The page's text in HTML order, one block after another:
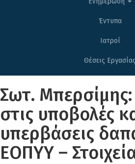
Έντυπα
Ιατροί
Θέσεις Εργασίας
Σωτ.
στις υποβολές
υπερβάσεις
ΕΟΠΥΥ –